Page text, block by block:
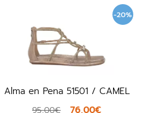
-20%
Alma en Pena 51501 / CAMEL
95,00€ 76,00€